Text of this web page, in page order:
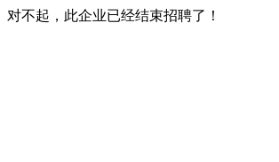
对不起，此企业已经结束招聘了！